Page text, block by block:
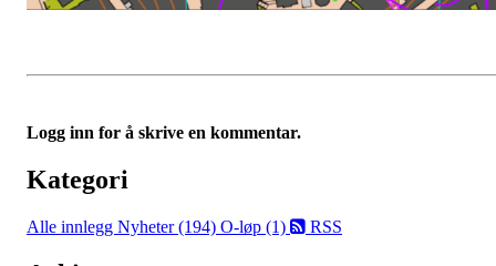
Logg inn for å skrive en kommentar.
Kategori
Alle innlegg Nyheter (194) O-løp (1) RSS